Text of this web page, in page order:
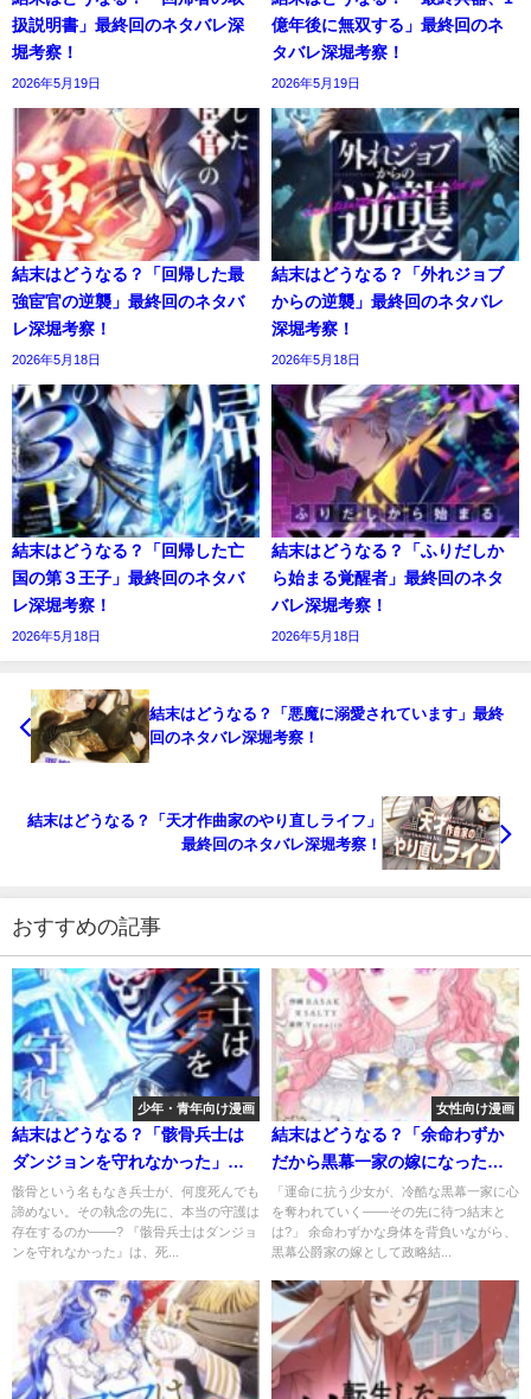
扱説明書」最終回のネタバレ深
堀考察！
2026年5月19日
億年後に無双する」最終回のネ
タバレ深堀考察！
2026年5月19日
結末はどうなる？「回帰した最
強宦官の逆襲」最終回のネタバ
レ深堀考察！
2026年5月18日
結末はどうなる？「外れジョブ
からの逆襲」最終回のネタバレ
深堀考察！
2026年5月18日
結末はどうなる？「回帰した亡
国の第３王子」最終回のネタバ
レ深堀考察！
2026年5月18日
結末はどうなる？「ふりだしか
ら始まる覚醒者」最終回のネタ
バレ深堀考察！
2026年5月18日
結末はどうなる？「悪魔に溺愛されています」最終
回のネタバレ深堀考察！
結末はどうなる？「天才作曲家のやり直しライフ」
最終回のネタバレ深堀考察！
おすすめの記事
少年・青年向け漫画
結末はどうなる？「骸骨兵士は
ダンジョンを守れなかった」最
終回のネタバレ深堀考察！
骸骨という名もなき兵士が、何度死んでも
諦めない。その執念の先に、本当の守護は
存在するのか――? 『骸骨兵士はダンジョ
ンを守れなかった』は、死...
女性向け漫画
結末はどうなる？「余命わずか
だから黒幕一家の嫁になったん
だけど」最終回のネタバレ深堀
考察！
「運命に抗う少女が、冷酷な黒幕一家に心
を奪われていく――その先に待つ結末と
は?」 余命わずかな身体を背負いながら、
黒幕公爵家の嫁として政略結...